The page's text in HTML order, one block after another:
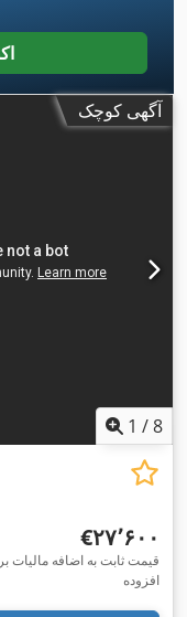
آگهی کوچک
1 /8
‎€۲۷٬۶۰۰
قیمت ثابت به اضافه مالیات
افزوده